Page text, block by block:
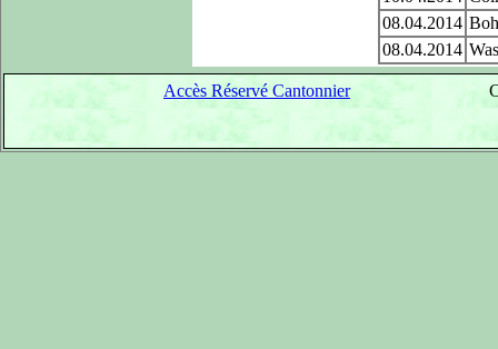
08.04.2014
08.04.2014
Accès Réservé Cantonnier